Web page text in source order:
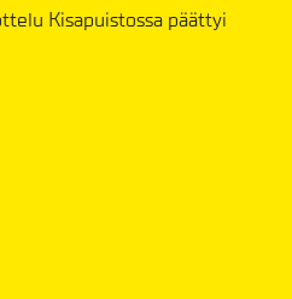
Kisapuistossa päättyi